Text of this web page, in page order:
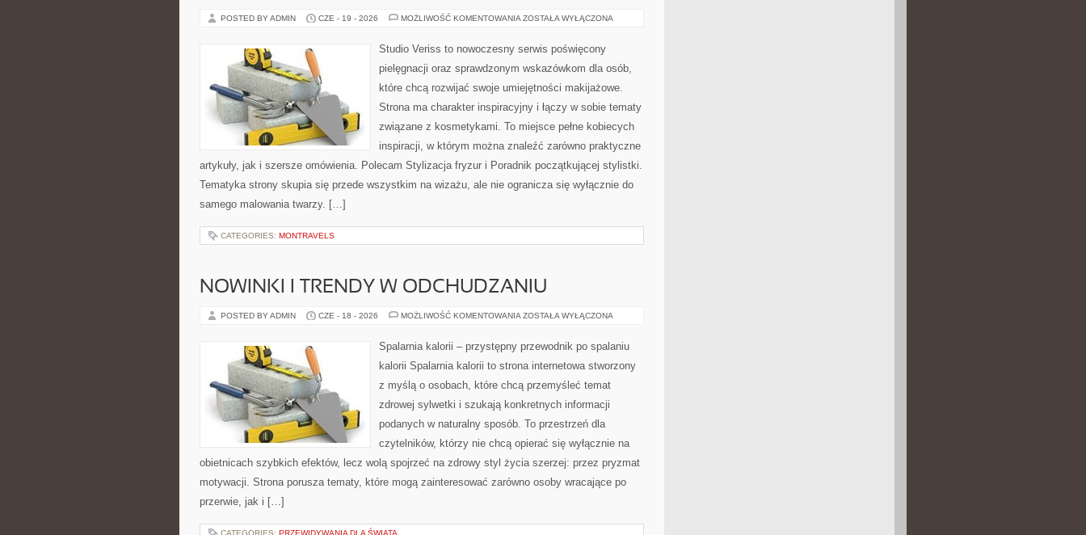
POSTED BY ADMIN CZE - 19 - 2026 MOŻLIWOŚĆ KOMENTOWANIA MODA
ZOSTAŁA WYŁĄCZONA
Studio Veriss to nowoczesny serwis poświęcony
pielęgnacji oraz sprawdzonym wskazówkom dla osób,
które chcą rozwijać swoje umiejętności makijażowe.
Strona ma charakter inspiracyjny i łączy w sobie tematy
związane z kosmetykami. To miejsce pełne kobiecych
inspiracji, w którym można znaleźć zarówno praktyczne
artykuły, jak i szersze omówienia. Polecam Stylizacja fryzur i Poradnik początkującej stylistki.
Tematyka strony skupia się przede wszystkim na wizażu, ale nie ogranicza się wyłącznie do
samego malowania twarzy. […]
CATEGORIES: MONTRAVELS
NOWINKI I TRENDY W ODCHUDZANIU
POSTED BY ADMIN CZE - 18 - 2026 MOŻLIWOŚĆ KOMENTOWANIA NOWINKI
ODCHUDZANIU
ZOSTAŁA WYŁĄCZONA
Spalarnia kalorii – przystępny przewodnik po spalaniu
kalorii Spalarnia kalorii to strona internetowa stworzony
z myślą o osobach, które chcą przemyśleć temat
zdrowej sylwetki i szukają konkretnych informacji
podanych w naturalny sposób. To przestrzeń dla
czytelników, którzy nie chcą opierać się wyłącznie na
obietnicach szybkich efektów, lecz wolą spojrzeć na zdrowy styl życia szerzej: przez pryzmat
motywacji. Strona porusza tematy, które mogą zainteresować zarówno osoby wracające po
przerwie, jak i […]
CATEGORIES: PRZEWIDYWANIA DLA ŚWIATA